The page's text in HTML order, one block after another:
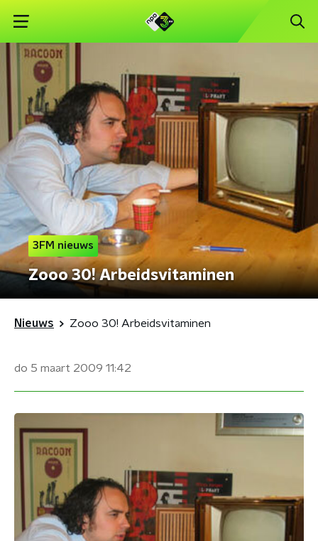
3FM nieuws
Zooo 30! Arbeidsvitaminen
Nieuws Zooo 30! Arbeidsvitaminen
do 5 maart 2009 11:42